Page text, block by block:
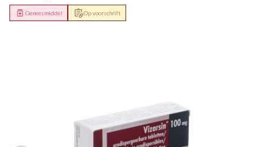
Op voorschrift
Geneesmiddel